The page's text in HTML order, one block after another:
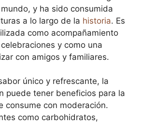
y ha sido consumida
a lo largo de la historia. Es
como acompañamiento
y como una
con amigos y familiares.
único y refrescante, la
puede tener beneficios para la
consume con moderación.
como carbohidratos,